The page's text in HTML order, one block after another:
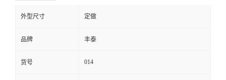
外型尺寸 定做
品牌 丰泰
货号 014